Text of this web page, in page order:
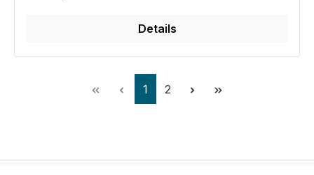
Details
Seite
1 Seite
2